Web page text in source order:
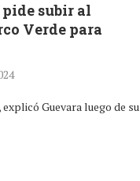
subir al
Verde para
Guevara luego de su